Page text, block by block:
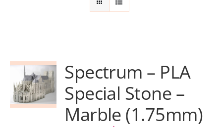
Shop
Services
Spectrum – PLA
Special Stone –
Marble (1.75mm)